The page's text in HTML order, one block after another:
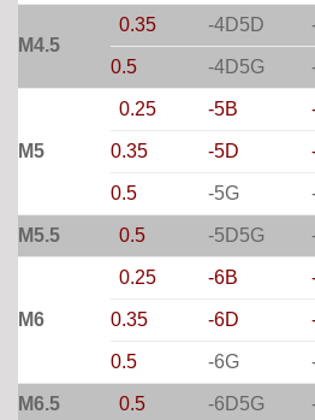
M4.5
0.35 -4D5D
0.5 -4D5G
M5
0.25 -5B
0.35 -5D
0.5 -5G
M5.5 0.5 -5D5G
M6
0.25 -6B
0.35 -6D
0.5 -6G
M6.5 0.5 -6D5G